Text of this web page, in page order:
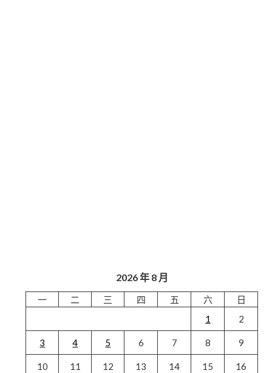
2026 年 8 月
一 二 三 四 五 六
日
1
2
3 4 5 6 7 8 9
10 11 12 13 14 15 16